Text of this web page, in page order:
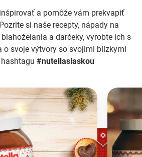
a pomôže vám prekvapiť
si naše recepty, nápady na
a darčeky, vyrobte ich s
o svoje výtvory so svojimi blízkymi
#nutellaslaskou